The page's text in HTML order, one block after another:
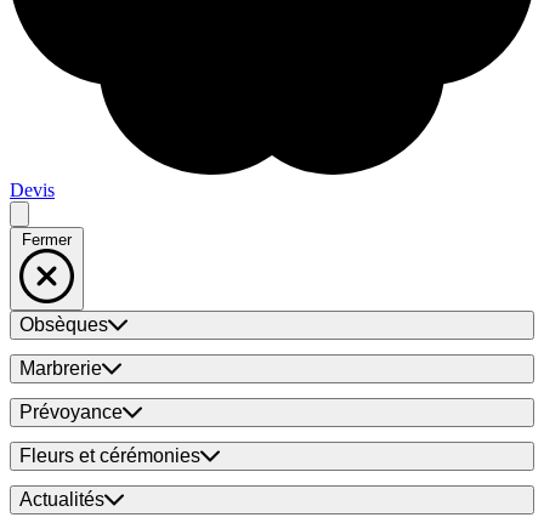
Devis
Fermer
Obsèques
Marbrerie
Prévoyance
Fleurs et cérémonies
Actualités